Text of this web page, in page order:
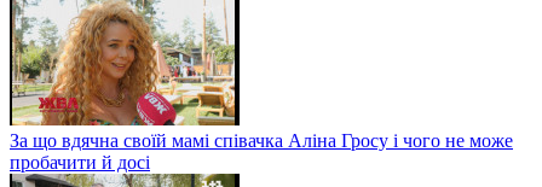
За що вдячна своїй мамі співачка Аліна Гросу і чого не може
пробачити й досі